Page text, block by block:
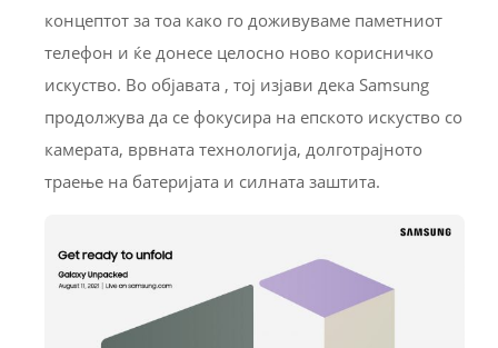
концептот за тоа како го доживуваме паметниот
телефон и ќе донесе целосно ново корисничко
искуство. Во објавата , тој изјави дека Samsung
продолжува да се фокусира на епското искуство со
камерата, врвната технологија, долготрајното
траење на батеријата и силната заштита.